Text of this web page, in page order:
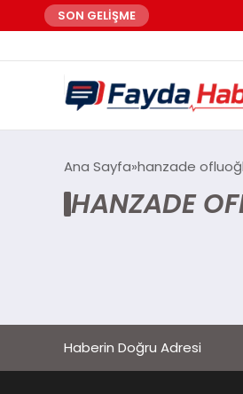
SON GELİŞME
Ana Sayfa hanzade
HANZADE
Haberin Doğru Adresi